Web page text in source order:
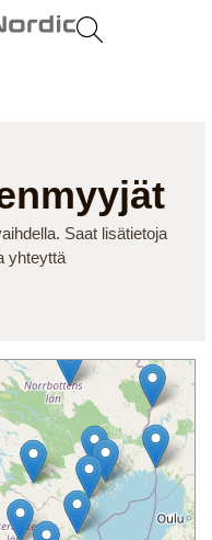
Saat lisätietoja
yhteyttä